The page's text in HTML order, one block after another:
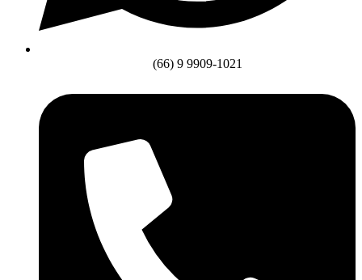
(66) 9 9909-1021